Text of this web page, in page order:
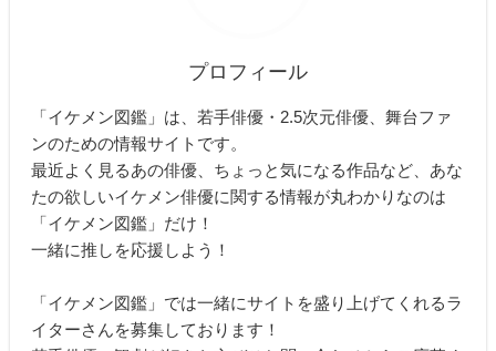
プロフィール
「イケメン図鑑」は、若手俳優・2.5次元俳優、舞台ファ
ンのための情報サイトです。
最近よく見るあの俳優、ちょっと気になる作品など、あな
たの欲しいイケメン俳優に関する情報が丸わかりなのは
「イケメン図鑑」だけ！
一緒に推しを応援しよう！
「イケメン図鑑」では一緒にサイトを盛り上げてくれるラ
イターさんを募集しております！